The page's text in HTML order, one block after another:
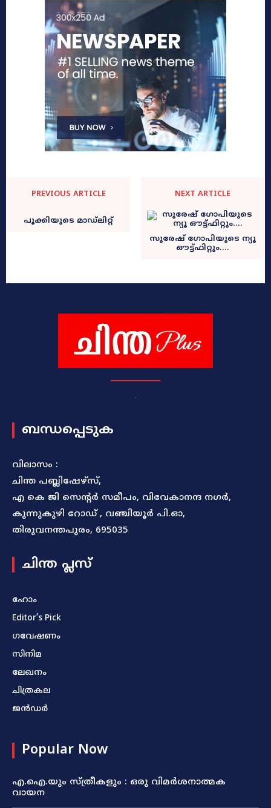
PREVIOUS ARTICLE
പൂക്കിയുടെ മാഡ്‌ലിറ്റ്‌
NEXT ARTICLE
സുരേഷ് ഗോപിയുടെ ന്യൂ
ഔട്ട്ഫിറ്റും….
.
ബന്ധപ്പെടുക
വിലാസം :
ചിന്ത പബ്ലിഷേഴ്സ്,
എ കെ ജി സെന്റർ സമീപം, വിവേകാനന്ദ നഗർ,
കുന്നുകുഴി റോഡ് , വഞ്ചിയൂർ പി.ഓ,
തിരുവനന്തപുരം, 695035
ചിന്ത പ്ലസ്
ഹോം
Editor’s Pick
ഗവേഷണം
സിനിമ
ലേഖനം
ചിത്രകല
ജൻഡർ
Popular Now
എ.ഐ.യും സ്ത്രീകളും : ഒരു വിമർശനാത്മക
വായന